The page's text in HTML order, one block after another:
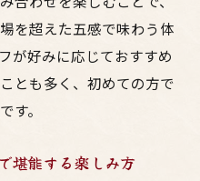
を超えた五感で味わう体
が好みに応じておすすめ
とも多く、初めての方で
す。
堪能する楽しみ方